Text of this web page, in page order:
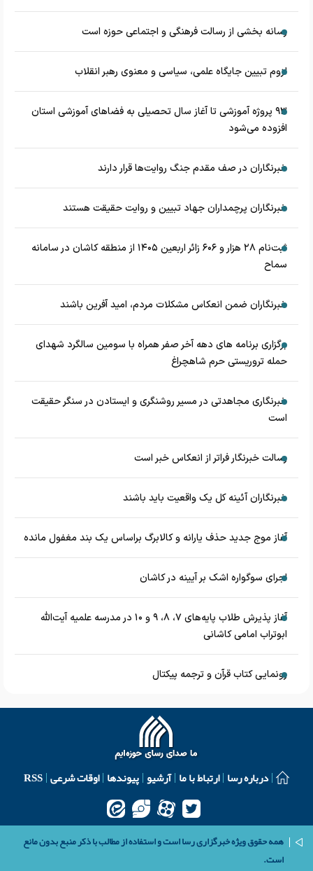
رسانه بخشی از رسالت فرهنگی و اجتماعی حوزه است
لزوم تبیین جایگاه علمی، سیاسی و معنوی رهبر انقلاب
۹۳ پروژه آموزشی تا آغاز سال تحصیلی به فضاهای آموزشی استان
افزوده می‌شود
خبرنگاران در صف مقدم جنگ روایت‌ها قرار دارند
خبرنگاران پرچمداران جهاد تبیین و روایت حقیقت هستند
ثبت‌نام ۲۸ هزار و ۶۰۶ زائر اربعین ۱۴۰۵ از منطقه کاشان در سامانه
سماح
خبرنگاران ضمن انعکاس مشکلات مردم، امید آفرین باشند
برگزاری برنامه های دهه آخر صفر همراه با سومین سالگرد شهدای
حمله تروریستی حرم شاهچراغ
خبرنگاری مجاهدتی در مسیر روشنگری و ایستادن در سنگر حقیقت
است
رسالت خبرنگار فراتر از انعکاس خبر است
خبرنگاران آئینه کل یک واقعیت باید باشند
آغاز موج جدید حذف یارانه و کالابرگ براساس یک بند مغفول مانده
اجرای سوگواره اشک بر آیینه در کاشان
آغاز پذیرش طلاب پایه‌های ۷، ۸، ۹ و ۱۰ در مدرسه علمیه آیت‌الله
ابوتراب امامی کاشانی
رونمایی کتاب قرآن و ترجمه پیکتال
درباره رسا ارتباط با ما آرشیو پیوندها اوقات شرعی RSS
همه حقوق ویژه خبرگزاری رسا است و استفاده از مطالب با ذکر منبع بدون مانع
است.